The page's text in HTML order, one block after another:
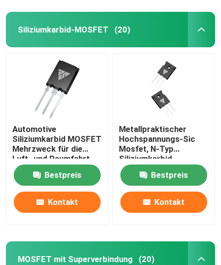
Siliziumkarbid-MOSFET (20)
Automotive
Siliziumkarbid MOSFET
Mehrzweck für die
Luft- und Raumfahrt
Bestpreis
Kontakt
Metallpraktischer
Hochspannungs-Sic
Mosfet, N-Typ
Siliziumkarbid
Halbleiter
Bestpreis
Kontakt
MOSFET mit Superverbindung (20)